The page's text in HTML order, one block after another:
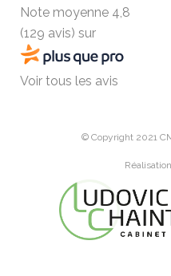
Note moyenne 4,8
(129 avis) sur
Voir tous les avis
© Copyright 2021